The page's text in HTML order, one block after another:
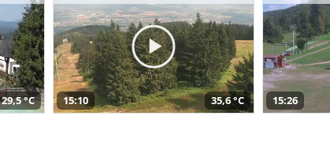
29,5 °C 15:10 35,6 °C 15:26